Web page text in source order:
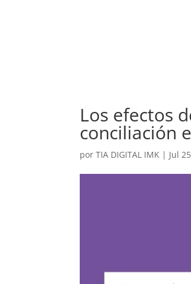
Los efectos
conciliación
porTIA DIGITAL IMK | Jul